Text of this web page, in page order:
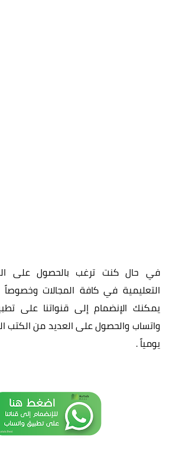
في حال كنت ترغب بالحصول على
التعليمية في كافة المجالات وخصوصاً
يمكنك الإنضمام إلى قنواتنا على
واتساب والحصول على العديد من الكتب
يومياً.